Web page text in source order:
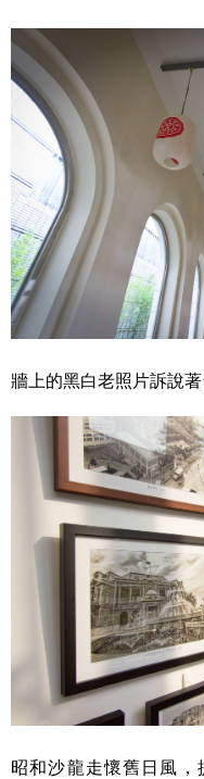
牆上的黑白老照片訴說
昭和沙龍走懷舊日風